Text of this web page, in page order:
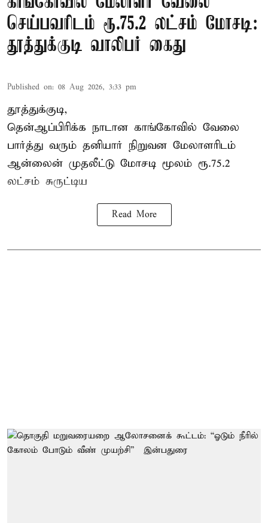
செய்பவரிடம் ரூ.75.2 லட்சம் மோசடி:
தூத்துக்குடி வாலிபர் கைது
Published on: 08 Aug 2026, 3:33 pm
தூத்துக்குடி,
தென்ஆப்பிரிக்க நாடான காங்கோவில் வேலை
பார்த்து வரும் தனியார் நிறுவன மேலாளரிடம்
ஆன்லைன் முதலீட்டு மோசடி மூலம் ரூ.75.2
லட்சம் சுருட்டிய
Read More